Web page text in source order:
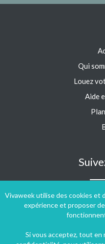
Vivaweek utilise des cookies et
expérience et proposer
Si vous acceptez, tout
Qui
Louez
Aide